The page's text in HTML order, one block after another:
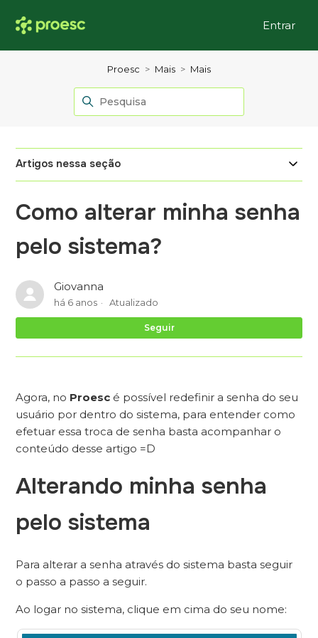
Entrar
Proesc Mais Mais
Artigos nessa seção
Como alterar minha senha
pelo sistema?
Giovanna
há 6 anos Atualizado
Seguir
Agora, no Proesc é possível redefinir a senha do seu
usuário por dentro do sistema, para entender como
efetuar essa troca de senha basta acompanhar o
conteúdo desse artigo =D
Alterando minha senha
pelo sistema
Para alterar a senha através do sistema basta seguir
o passo a passo a seguir.
Ao logar no sistema, clique em cima do seu nome: